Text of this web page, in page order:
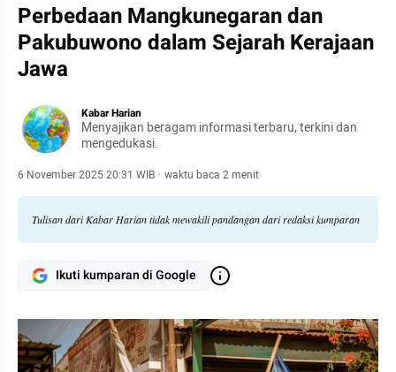
Perbedaan Mangkunegaran dan
Pakubuwono dalam Sejarah Kerajaan
Jawa
Kabar Harian
Menyajikan beragam informasi terbaru, terkini dan
mengedukasi.
6 November 2025 20:31 WIB · waktu baca 2 menit
Tulisan dari Kabar Harian tidak mewakili pandangan dari redaksi kumparan
Ikuti kumparan di Google